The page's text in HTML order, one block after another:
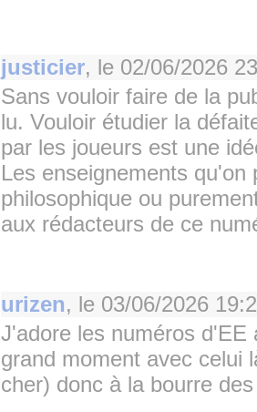
justicier, le 02/06/2026
Sans vouloir faire de la
lu. Vouloir étudier la
par les joueurs est une
Les enseignements
philosophique ou
aux rédacteurs de ce
urizen, le 03/06/2026
J'adore les numéros
grand moment avec celui
cher) donc à la bourre